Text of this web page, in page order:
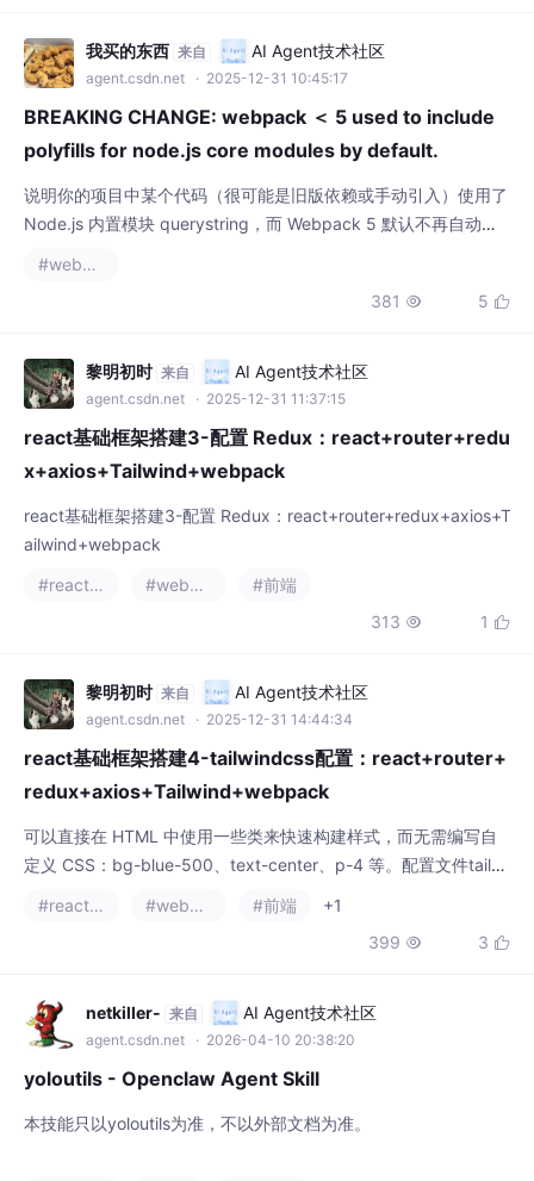
我买的东西 来自 AI Agent技术社区
agent.csdn.net · 2025-12-31 10:45:17
BREAKING CHANGE: webpack ＜ 5 used to include
polyfills for node.js core modules by default.
说明你的项目中某个代码（很可能是旧版依赖或手动引入）使用了
Node.js 内置模块 querystring，而 Webpack 5 默认不再自动提
Webpack 4（npx webpack --version 显示 4.46.0），理论上 W
ebpack 4 是默认包含这些 polyfill 的，不应该出现这个错误。
381  5 
黎明初时 来自 AI Agent技术社区
agent.csdn.net · 2025-12-31 11:37:15
react基础框架搭建3-配置 Redux：react+router+redu
x+axios+Tailwind+webpack
react基础框架搭建3-配置 Redux：react+router+redux+axios+T
ailwind+webpack
#前端
313  1 
黎明初时 来自 AI Agent技术社区
agent.csdn.net · 2025-12-31 14:44:34
react基础框架搭建4-tailwindcss配置：react+router+
redux+axios+Tailwind+webpack
可以直接在 HTML 中使用一些类来快速构建样式，而无需编写自
定义 CSS：bg-blue-500、text-center、p-4 等。配置文件tailwi
充说明-tailwindcss简介。可以加速css编写速度。
#前端
+1
399  3 
netkiller- 来自 AI Agent技术社区
agent.csdn.net · 2026-04-10 20:38:20
yoloutils - Openclaw Agent Skill
本技能只以yoloutils为准，不以外部文档为准。